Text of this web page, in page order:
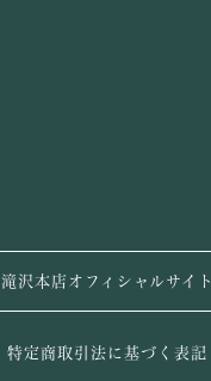
滝沢本店オフィシャルサイト
特定商取引法に基づく表記